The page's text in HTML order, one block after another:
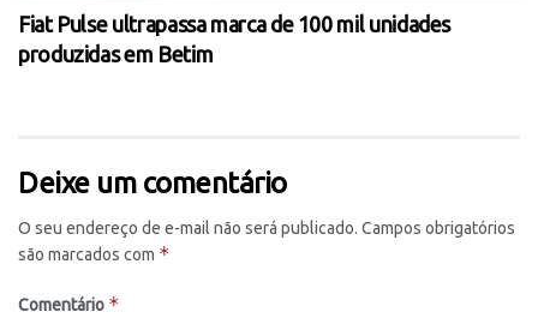
Fiat Pulse ultrapassa marca de 100 mil unidades
produzidas em Betim
Deixe um comentário
O seu endereço de e-mail não será publicado. Campos obrigatórios
são marcados com *
Comentário *